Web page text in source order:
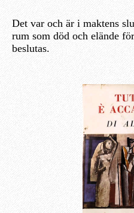
Det var och är i maktens
rum som död och elände
beslutas.